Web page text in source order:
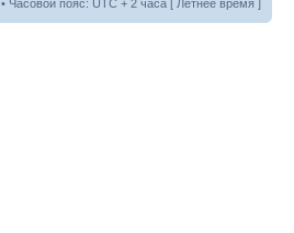
• Часовой пояс: UTC + 2 часа [ Летнее время ]